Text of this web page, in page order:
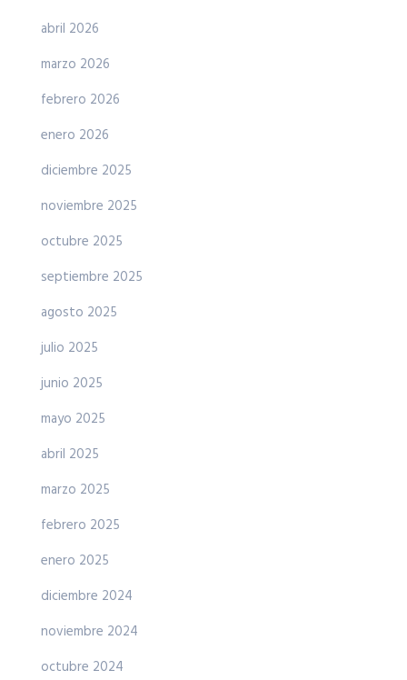
abril 2026
marzo 2026
febrero 2026
enero 2026
diciembre 2025
noviembre 2025
octubre 2025
septiembre 2025
agosto 2025
julio 2025
junio 2025
mayo 2025
abril 2025
marzo 2025
febrero 2025
enero 2025
diciembre 2024
noviembre 2024
octubre 2024